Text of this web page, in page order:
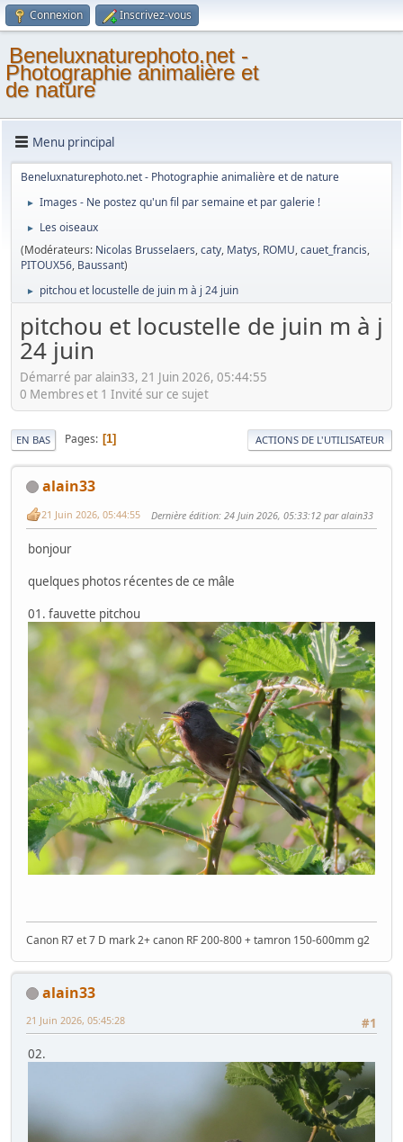
Connexion Inscrivez-vous
Beneluxnaturephoto.net -
Photographie animalière et
de nature
Menu principal
Beneluxnaturephoto.net - Photographie animalière et de nature
► Images - Ne postez qu'un fil par semaine et par galerie !
►
Les oiseaux
(Modérateurs: Nicolas Brusselaers,caty, Matys, ROMU,cauet_francis,
PITOUX56, Baussant)
► pitchou et locustelle de juin m à j 24 juin
pitchou et locustelle de juin m à j
24 juin
Démarré par alain33, 21 Juin 2026, 05:44:55
0 Membres et 1 Invité sur ce sujet
EN BAS Pages 1 ACTIONS DE L'UTILISATEUR
alain33
21 Juin 2026, 05:44:55 Dernière édition: 24 Juin 2026, 05:33:12 par alain33
bonjour
quelques photos récentes de ce mâle
01. fauvette pitchou
Canon R7 et 7 D mark 2+ canon RF 200-800 + tamron 150-600mm g2
alain33
#1
21 Juin 2026, 05:45:28
02.